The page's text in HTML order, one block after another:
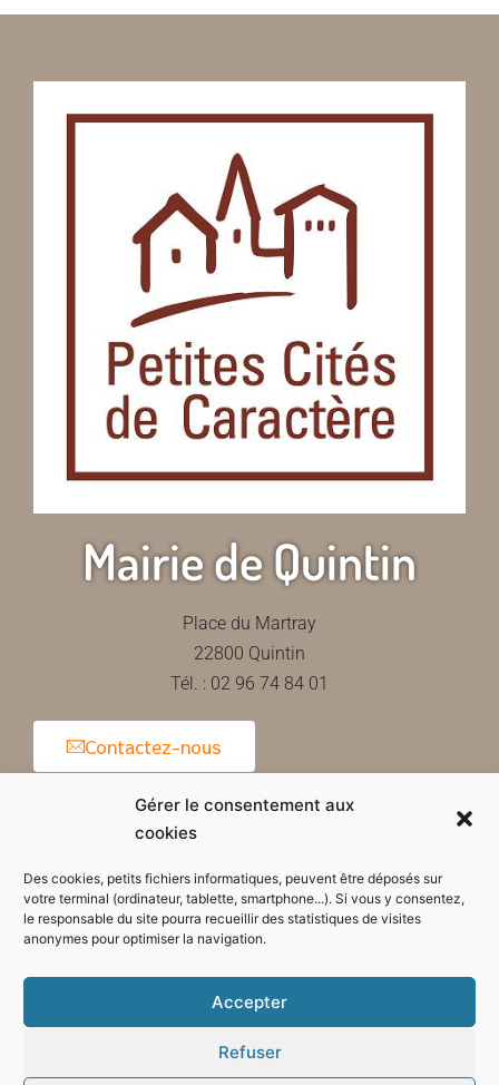
Gérer le consentement aux
cookies
Des cookies, petits fichiers informatiques, peuvent être déposés sur
votre terminal (ordinateur, tablette, smartphone...). Si vous y consentez,
le responsable du site pourra recueillir des statistiques de visites
anonymes pour optimiser la navigation.
Accepter
Refuser
Mairie de Quintin
Place du Martray
22800 Quintin
Tél. : 02 96 74 84 01
Contactez-nous
Horaires d'ouverture de la mairie